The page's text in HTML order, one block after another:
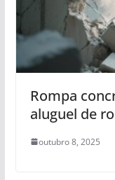
Rompa
aluguel de
outubro 8, 2025